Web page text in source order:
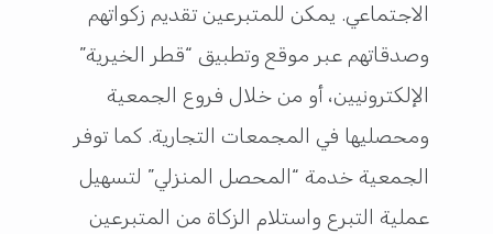
الاجتماعي. يمكن للمتبرعين تقديم زكواتهم
وصدقاتهم عبر موقع وتطبيق “قطر الخيرية”
الإلكترونيين، أو من خلال فروع الجمعية
ومحصليها في المجمعات التجارية. كما توفر
الجمعية خدمة “المحصل المنزلي” لتسهيل
عملية التبرع واستلام الزكاة من المتبرعين